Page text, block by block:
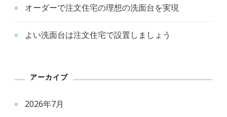
オーダーで注文住宅の理想の洗面台を実現
よい洗面台は注文住宅で設置しましょう
アーカイブ
2026年7月